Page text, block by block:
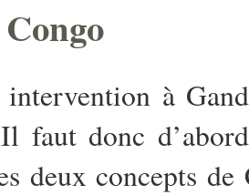
à
faut donc
deux concepts